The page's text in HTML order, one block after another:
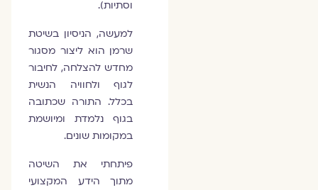
וסתיות).
למעשה, הניסיון בשיטת
שרמן הוא ליצור מסגור
מחדש להצלחה, לחיבור
לגוף ולחוויה הנשית
בכלל. התורה שכתובה
בגוף נלמדת ומיושמת
במקומות שונים.
פיתחתי את השיטה
מתוך הידע המקצועי